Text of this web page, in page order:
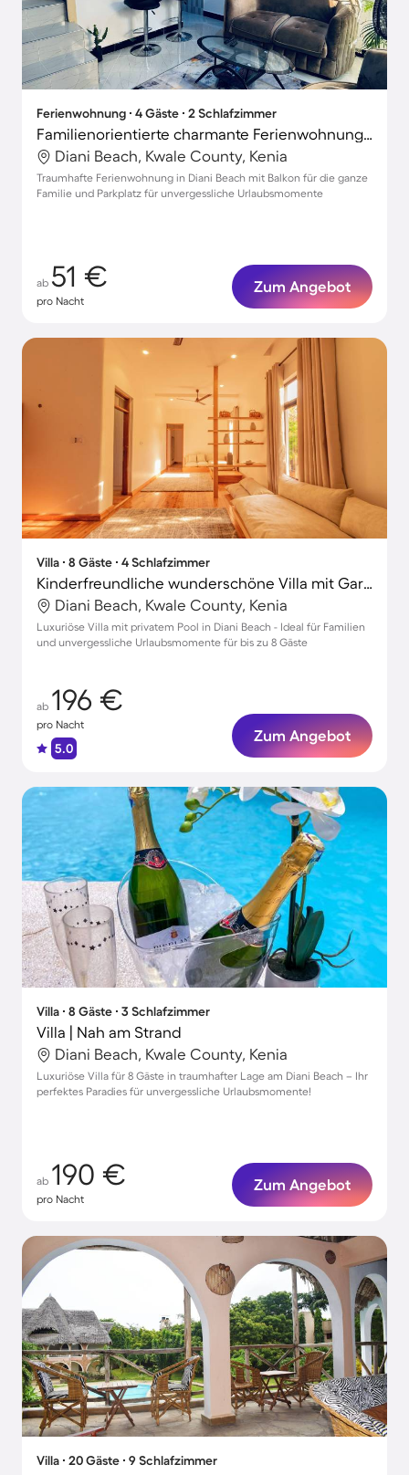
Ferienwohnung ∙ 4 Gäste ∙ 2 Schlafzimmer
Familienorientierte charmante Ferienwohnung | Naturblick | Neben dem Strand
Diani Beach, Kwale County, Kenia
Traumhafte Ferienwohnung in Diani Beach mit Balkon für die ganze
Familie und Parkplatz für unvergessliche Urlaubsmomente
ab 51 €
pro Nacht
Zum Angebot
Villa ∙ 8 Gäste ∙ 4 Schlafzimmer
Kinderfreundliche wunderschöne Villa mit Garten und privatem Pool | Neben dem Strand | Perfekt für die Arbeit von Zuhause
Diani Beach, Kwale County, Kenia
Luxuriöse Villa mit privatem Pool in Diani Beach - Ideal für Familien
und unvergessliche Urlaubsmomente für bis zu 8 Gäste
ab 196 €
pro Nacht
5.0
Zum Angebot
Villa ∙ 8 Gäste ∙ 3 Schlafzimmer
Villa | Nah am Strand
Diani Beach, Kwale County, Kenia
Luxuriöse Villa für 8 Gäste in traumhafter Lage am Diani Beach – Ihr
perfektes Paradies für unvergessliche Urlaubsmomente!
ab 190 €
pro Nacht
Zum Angebot
Villa ∙ 20 Gäste ∙ 9 Schlafzimmer